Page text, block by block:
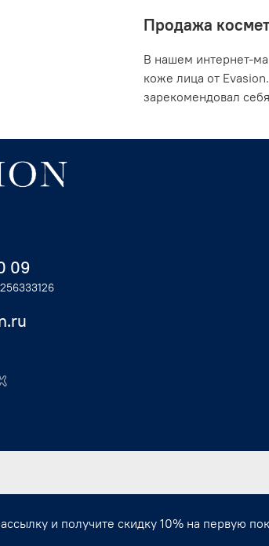
Продажа
В нашем интернет-
коже лица от
зарекомендовал
09
и получите скидку 10% на первую